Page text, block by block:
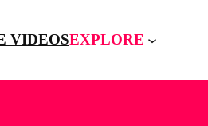
VIDEOSEXPLORE